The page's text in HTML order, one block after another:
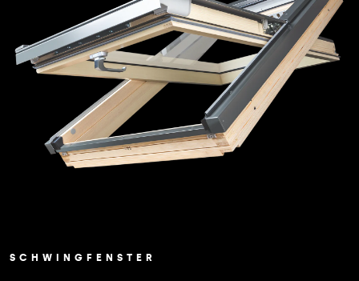
SCHWINGFENSTER